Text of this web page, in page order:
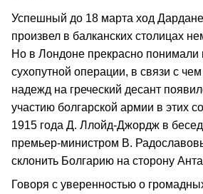
Успешный до 18 марта ход
произвел в балканских столицах
Но в Лон­доне прекрасно понимали
сухопутной операции, в связи с
надежд на греческий десант
участию болгарской армии в этих
1915 года Д. Ллойд‑Джордж в
премьер‑министром В.
склонить Болгарию на сторону
Говоря с уверенностью о